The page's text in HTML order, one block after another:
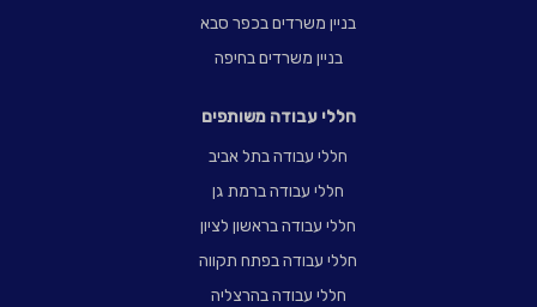
בניין משרדים בכפר סבא
בניין משרדים בחיפה
חללי עבודה משותפים
חללי עבודה בתל אביב
חללי עבודה ברמת גן
חללי עבודה בראשון לציון
חללי עבודה בפתח תקווה
חללי עבודה בהרצליה